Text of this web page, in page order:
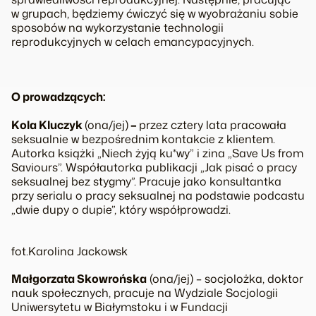
w grupach, będziemy ćwiczyć się w wyobrażaniu sobie
sposobów na wykorzystanie technologii
reprodukcyjnych w celach emancypacyjnych.
O prowadzących:
Kola Kluczyk(ona/jej)– przez cztery lata pracowała
seksualnie w bezpośrednim kontakcie z klientem.
Autorka książki „Niech żyją ku*wy” i zina „Save Us from
Saviours”. Współautorka publikacji „Jak pisać o pracy
seksualnej bez stygmy”. Pracuje jako konsultantka
przy serialu o pracy seksualnej na podstawie podcastu
„dwie dupy o dupie”, który współprowadzi.
fot.Karolina Jackowsk
Małgorzata Skowrońska(ona/jej) – socjolożka, doktor
nauk społecznych, pracuje na Wydziale Socjologii
Uniwersytetu w Białymstoku i w Fundacji